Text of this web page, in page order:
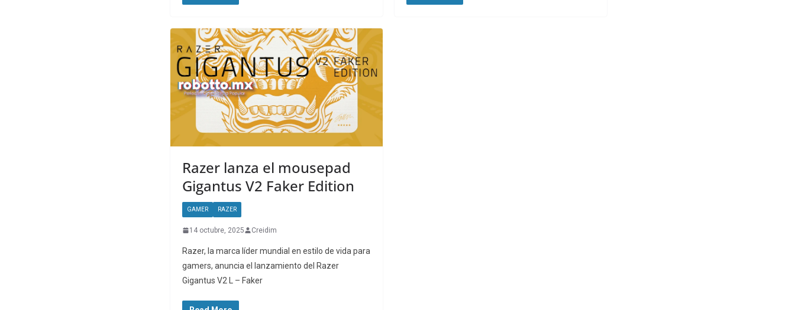
Razer lanza el mousepad
Gigantus V2 Faker Edition
GAMER RAZER
14 octubre, 2025 Creidim
Razer, la marca líder mundial en estilo de vida para
gamers, anuncia el lanzamiento del Razer
Gigantus V2 L – Faker